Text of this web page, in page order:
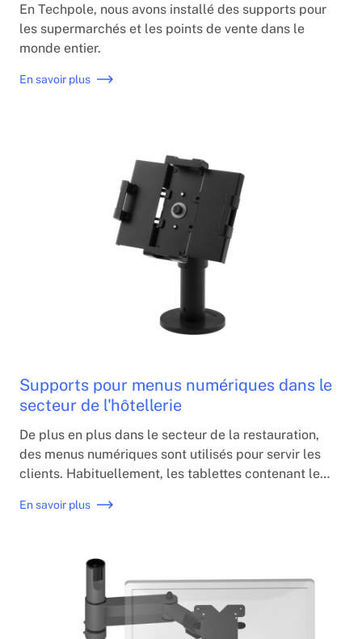
En Techpole, nous avons installé des supports pour
les supermarchés et les points de vente dans le
monde entier.
En savoir plus
Supports pour menus numériques dans le
secteur de l'hôtellerie
De plus en plus dans le secteur de la restauration,
des menus numériques sont utilisés pour servir les
clients. Habituellement, les tablettes contenant le
passent directement leur commande. Des supports
En savoir plus